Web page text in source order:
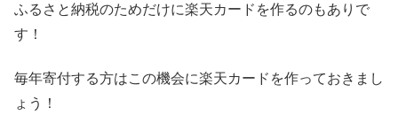
ふるさと納税のためだけに楽天カードを作るのもありで
す！
毎年寄付する方はこの機会に楽天カードを作っておきまし
ょう！